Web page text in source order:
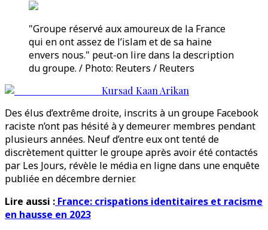
"Groupe réservé aux amoureux de la France
qui en ont assez de l’islam et de sa haine
envers nous." peut-on lire dans la description
du groupe. / Photo: Reuters / Reuters
Kursad Kaan Arikan
Des élus d’extrême droite, inscrits à un groupe Facebook
raciste n’ont pas hésité à y demeurer membres pendant
plusieurs années. Neuf d’entre eux ont tenté de
discrètement quitter le groupe après avoir été contactés
par Les Jours, révèle le média en ligne dans une enquête
publiée en décembre dernier.
Lire aussi : France: crispations identitaires et racisme
en hausse en 2023